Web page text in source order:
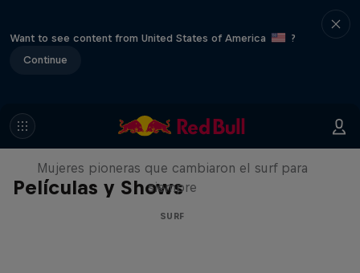
Want to see content from United States of America
?
Continue
Películas y Shows
NOW DAYS
Mujeres pioneras que cambiaron el surf para
siempre
SURF